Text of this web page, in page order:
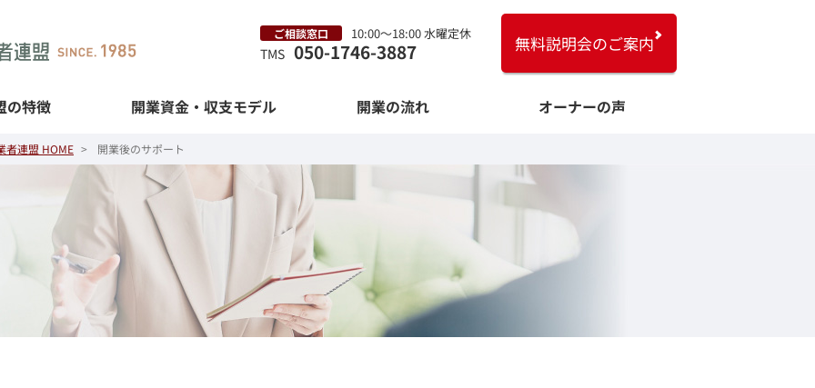
ご相談窓口 10:00〜18:00 水曜定休
TMS 050-1746-3887 無料説明会のご案内
の特徴 開業資金・収支モデル 開業の流れ オーナーの声
者連盟 HOME 開業後のサポート